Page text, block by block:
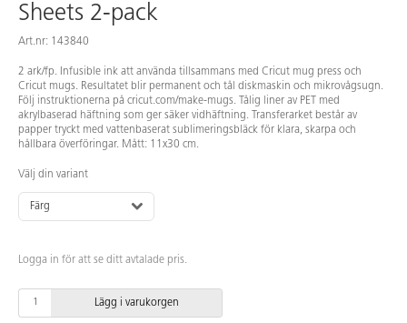
Sheets 2-pack
Art.nr: 143840
2 ark/fp. Infusible ink att använda tillsammans med Cricut mug press och
Cricut mugs. Resultatet blir permanent och tål diskmaskin och mikrovågsugn.
Följ instruktionerna på cricut.com/make-mugs. Tålig liner av PET med
akrylbaserad häftning som ger säker vidhäftning. Transferarket består av
papper tryckt med vattenbaserat sublimeringsbläck för klara, skarpa och
hållbara överföringar. Mått: 11x30 cm.
Välj din variant
Färg
Logga in för att se ditt avtalade pris.
Lägg i varukorgen